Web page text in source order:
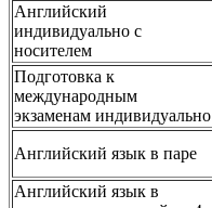
Английский
индивидуально с
носителем
Подготовка к
международным
экзаменам индивидуально
Английский язык в паре
Английский язык в